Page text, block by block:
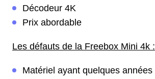
Décodeur 4K
Prix abordable
Les défauts de la Freebox Mini 4k :
Matériel ayant quelques années